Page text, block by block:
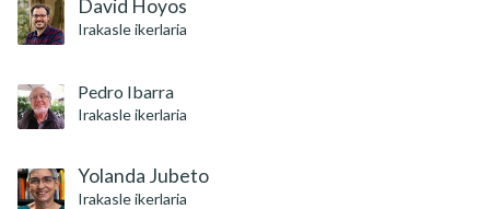
David Hoyos
Irakasle ikerlaria
Pedro Ibarra
Irakasle ikerlaria
Yolanda Jubeto
Irakasle ikerlaria